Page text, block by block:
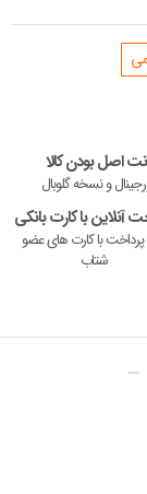
اصل بودن کالا
و نسخه گلوبال
آنلاین با کارت بانکی
پرداخت با کارت های عضو
شتاب